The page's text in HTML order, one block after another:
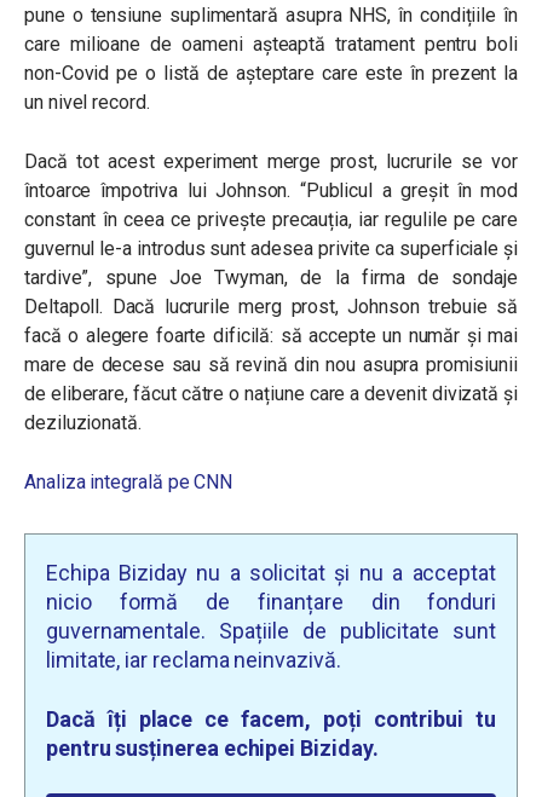
pune o tensiune suplimentară asupra NHS, în condițiile în
care milioane de oameni așteaptă tratament pentru boli
non-Covid pe o listă de așteptare care este în prezent la
un nivel record.
Dacă tot acest experiment merge prost, lucrurile se vor
întoarce împotriva lui Johnson. “Publicul a greșit în mod
constant în ceea ce privește precauția, iar regulile pe care
guvernul le-a introdus sunt adesea privite ca superficiale și
tardive”, spune Joe Twyman, de la firma de sondaje
Deltapoll. Dacă lucrurile merg prost, Johnson trebuie să
facă o alegere foarte dificilă: să accepte un număr și mai
mare de decese sau să revină din nou asupra promisiunii
de eliberare, făcut către o națiune care a devenit divizată și
deziluzionată.
Analiza integrală pe CNN
Echipa Biziday nu a solicitat și nu a acceptat
nicio formă de finanțare din fonduri
guvernamentale. Spațiile de publicitate sunt
limitate, iar reclama neinvazivă.
Dacă îți place ce facem, poți contribui tu
pentru susținerea echipei Biziday.